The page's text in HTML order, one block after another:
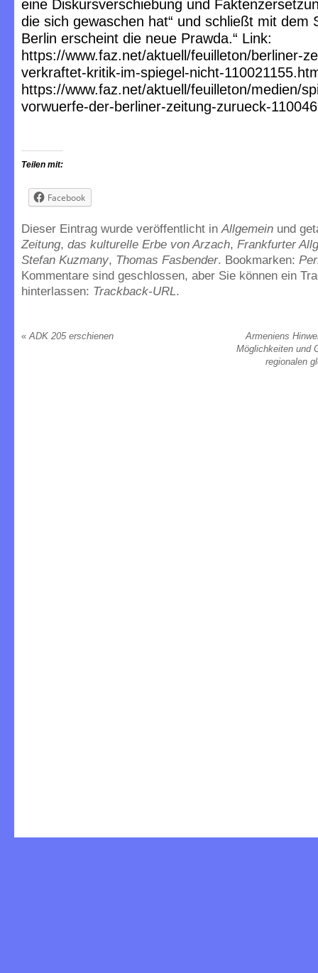
eine Diskursverschiebung und
die sich gewaschen hat“ und schließt mit dem
Berlin erscheint die neue Prawda.“ Link:
https://www.faz.net/aktuell/feuilleton/berliner-
verkraftet-kritik-im-spiegel-nicht-
https://www.faz.net/aktuell/feuilleton/medien/
vorwuerfe-der-berliner-zeitung-zurueck-
Teilen mit:
Facebook
Dieser Eintrag wurde veröffentlicht inAllgemein und
Zeitung, das kulturelle Erbe von Arzach, Frankfurter
Stefan Kuzmany, Thomas Fasbender. Bookmarken:
Kommentare sind geschlossen, aber Sie können ein
hinterlassen: Trackback-URL.
« ADK 205 erschienen
Armeniens
Möglichkeiten und
regionalen